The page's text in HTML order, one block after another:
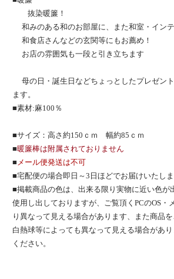
抜染暖簾！
和みのある和のお部屋に、また和室・インテ
和食店さんなどの玄関等にもお薦め！
お店の雰囲気も一段と引き立ちます
母の日・誕生日などちょっとしたプレゼン
ます。
■素材:麻100％
■サイズ：高さ約150ｃｍ 幅約85ｃｍ
■暖簾棒は附属されておりません
■ メール便発送は不可
■宅配便の場合即日～3日ほどでお届けいたしま
■掲載商品の色は、出来る限り実物に近い色が
使用し出しておりますが、ご覧頂くPCのOS・
り異なって見える場合があります、また商品
白熱球等によっても異なって見える場合があ
ください。